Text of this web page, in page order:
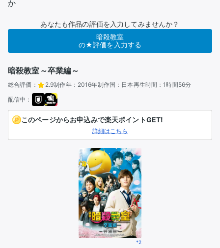
か
あなたも作品の評価を入力してみませんか？
暗殺教室
の★評価を入力する
暗殺教室～卒業編～
総合評価： 2.9制作年： 2016年制作国： 日本再生時間：1時間56分
配信中：
このページからお申込みで楽天ポイントGET!
詳細はこちら
*2